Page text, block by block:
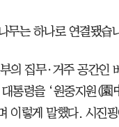
무는 하나로 연결됐습
의 집무·거주 공간인
통령을 ‘원중지원(
이렇게 말했다. 시진